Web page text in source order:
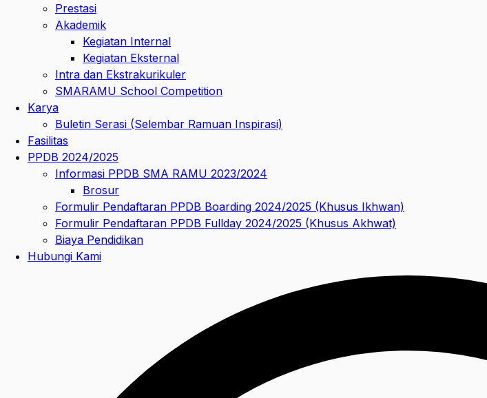
Prestasi
Akademik
Kegiatan Internal
Kegiatan Eksternal
Intra dan Ekstrakurikuler
SMARAMU School Competition
Karya
Buletin Serasi (Selembar Ramuan Inspirasi)
Fasilitas
PPDB 2024/2025
Informasi PPDB SMA RAMU 2023/2024
Brosur
Formulir Pendaftaran PPDB Boarding 2024/2025 (Khusus Ikhwan)
Formulir Pendaftaran PPDB Fullday 2024/2025 (Khusus Akhwat)
Biaya Pendidikan
Hubungi Kami